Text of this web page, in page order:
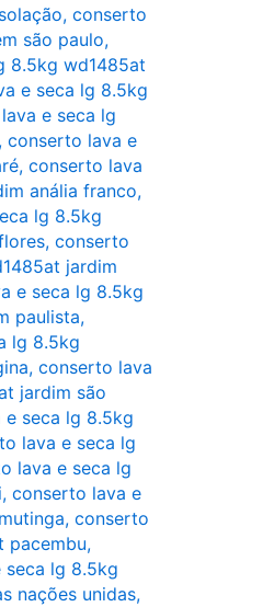
, conserto
são paulo,
8.5kg wd1485at
e seca lg 8.5kg
e seca lg
, conserto lava e
, conserto lava
anália franco,
lg 8.5kg
, conserto
jardim
e seca lg 8.5kg
paulista,
lg 8.5kg
, conserto lava
jardim são
seca lg 8.5kg
lava e seca lg
lava e seca lg
, conserto lava e
, conserto
pacembu,
lg 8.5kg
nações unidas,